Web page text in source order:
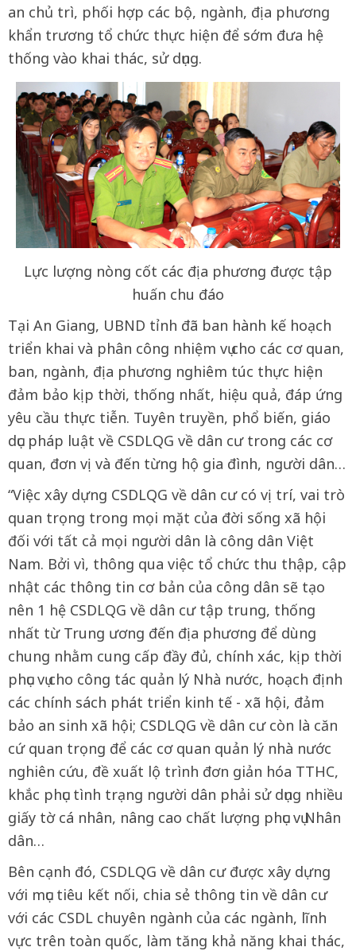
an chủ trì, phối hợp các bộ, ngành, địa phương
khẩn trương tổ chức thực hiện để sớm đưa hệ
thống vào khai thác, sử dụng.
Lực lượng nòng cốt các địa phương được tập
huấn chu đáo
Tại An Giang, UBND tỉnh đã ban hành kế hoạch
triển khai và phân công nhiệm vụ cho các cơ quan,
ban, ngành, địa phương nghiêm túc thực hiện
đảm bảo kịp thời, thống nhất, hiệu quả, đáp ứng
yêu cầu thực tiễn. Tuyên truyền, phổ biến, giáo
dục pháp luật về CSDLQG về dân cư trong các cơ
quan, đơn vị và đến từng hộ gia đình, người dân…
“Việc xây dựng CSDLQG về dân cư có vị trí, vai trò
quan trọng trong mọi mặt của đời sống xã hội
đối với tất cả mọi người dân là công dân Việt
Nam. Bởi vì, thông qua việc tổ chức thu thập, cập
nhật các thông tin cơ bản của công dân sẽ tạo
nên 1 hệ CSDLQG về dân cư tập trung, thống
nhất từ Trung ương đến địa phương để dùng
chung nhằm cung cấp đầy đủ, chính xác, kịp thời
phục vụ cho công tác quản lý Nhà nước, hoạch định
các chính sách phát triển kinh tế - xã hội, đảm
bảo an sinh xã hội; CSDLQG về dân cư còn là căn
cứ quan trọng để các cơ quan quản lý nhà nước
nghiên cứu, đề xuất lộ trình đơn giản hóa TTHC,
khắc phục tình trạng người dân phải sử dụng nhiều
giấy tờ cá nhân, nâng cao chất lượng phục vụ Nhân
dân…
Bên cạnh đó, CSDLQG về dân cư được xây dựng
với mục tiêu kết nối, chia sẻ thông tin về dân cư
với các CSDL chuyên ngành của các ngành, lĩnh
vực trên toàn quốc, làm tăng khả năng khai thác,